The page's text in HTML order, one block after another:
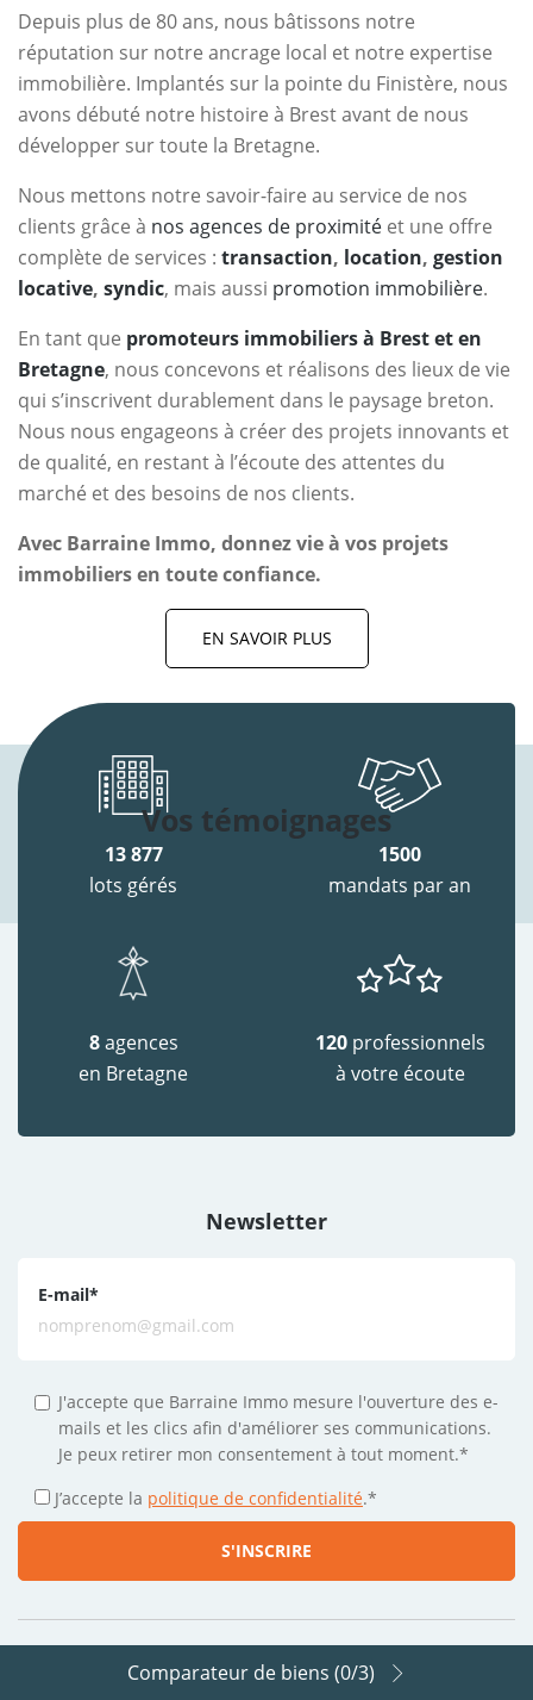
Depuis plus de 80 ans, nous bâtissons notre
réputation sur notre ancrage local et notre expertise
immobilière. Implantés sur la pointe du Finistère, nous
avons débuté notre histoire à Brest avant de nous
développer sur toute la Bretagne.
Nous mettons notre savoir-faire au service de nos
clients grâce à nos agences de proximité et une offre
complète de services : transaction, location, gestion
locative, syndic, mais aussi promotion immobilière.
En tant que promoteurs immobiliers à Brest et en
Bretagne, nous concevons et réalisons des lieux de vie
qui s’inscrivent durablement dans le paysage breton.
Nous nous engageons à créer des projets innovants et
de qualité, en restant à l’écoute des attentes du
marché et des besoins de nos clients.
Avec Barraine Immo, donnez vie à vos projets
immobiliers en toute confiance.
EN SAVOIR PLUS
Vos témoignages
13 877
lots gérés
1500
mandats par an
8agences
en Bretagne
120 professionnels
à votre écoute
Newsletter
E-mail*
J'accepte que Barraine Immo mesure l'ouverture des e-
mails et les clics afin d'améliorer ses communications.
Je peux retirer mon consentement à tout moment.*
J’accepte la politique de confidentialité.*
Suivez-nous sur les réseaux
Comparateur de biens (0/3)